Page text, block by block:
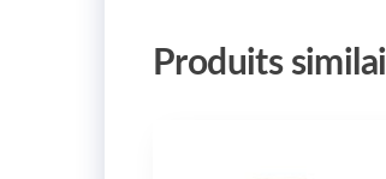
Produits